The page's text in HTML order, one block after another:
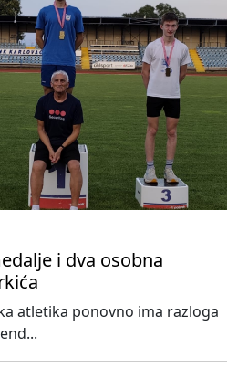
i dva osobna
atletika ponovno ima razloga